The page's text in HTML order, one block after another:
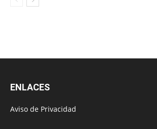
ENLACES
Aviso de Privacidad